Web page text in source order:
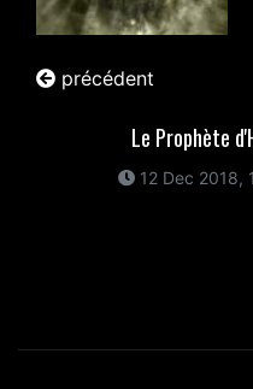
précédent
Le Prophète
12 Dec 2018,